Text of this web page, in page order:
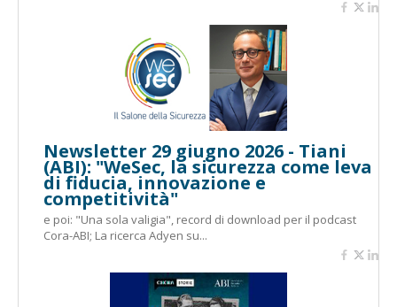
Newsletter 29 giugno 2026 - Tiani
(ABI): "WeSec, la sicurezza come leva
di fiducia, innovazione e
competitività"
e poi: "Una sola valigia", record di download per il podcast
Cora-ABI; La ricerca Adyen su...